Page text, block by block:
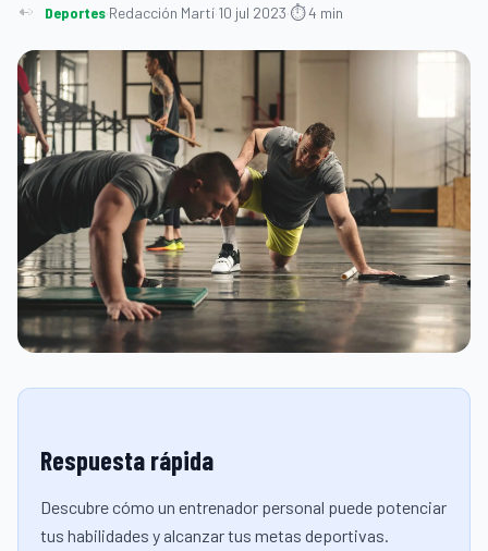
Deportes·Redacción Martí·10 jul 2023·⏱ 4 min
Respuesta rápida
Descubre cómo un entrenador personal puede potenciar
tus habilidades y alcanzar tus metas deportivas.